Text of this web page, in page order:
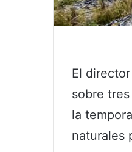
El
sobre
la
naturales